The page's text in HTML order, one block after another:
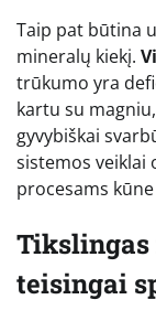
Taip pat būtina
mineralų kiekį.
trūkumo yra
kartu su
gyvybiškai
sistemos
procesams
teisingai